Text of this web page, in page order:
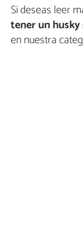
Si deseas leer
tener un
en nuestra